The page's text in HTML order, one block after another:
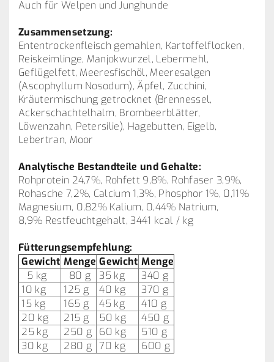
Auch für Welpen und Junghunde
Zusammensetzung:
Ententrockenfleisch gemahlen, Kartoffelflocken,
Reiskeimlinge, Manjokwurzel, Lebermehl,
Geflügelfett, Meeresfischöl, Meeresalgen
(Ascophyllum Nosodum), Äpfel, Zucchini,
Kräutermischung getrocknet (Brennessel,
Ackerschachtelhalm, Brombeerblätter,
Löwenzahn, Petersilie), Hagebutten, Eigelb,
Lebertran, Moor
Analytische Bestandteile und Gehalte:
Rohprotein 24,7%, Rohfett 9,8%, Rohfaser 3,9%,
Rohasche 7,2%, Calcium 1,3%, Phosphor 1%, 0,11%
Magnesium, 0,82% Kalium, 0,44% Natrium,
8,9% Restfeuchtgehalt, 3441 kcal / kg
Fütterungsempfehlung:
Gewicht Menge Gewicht Menge
5 kg
80 g 35 kg
340 g
10 kg
125 g 40 kg
370 g
15 kg
165 g 45 kg
410 g
20 kg
215 g 50 kg
450 g
25 kg
250 g 60 kg
510 g
30 kg
280 g 70 kg 600 g